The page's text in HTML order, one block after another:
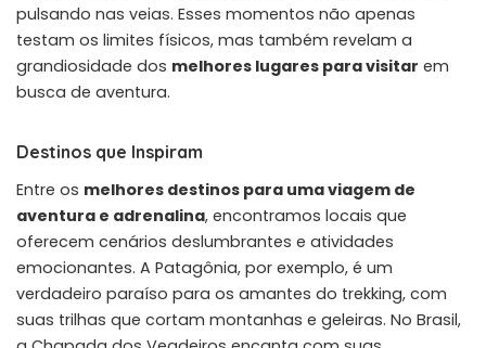
pulsando nas veias. Esses momentos não apenas
testam os limites físicos, mas também revelam a
grandiosidade dos melhores lugares para visitar em
busca de aventura.
Destinos que Inspiram
Entre os melhores destinos para uma viagem de
aventura e adrenalina, encontramos locais que
oferecem cenários deslumbrantes e atividades
emocionantes. A Patagônia, por exemplo, é um
verdadeiro paraíso para os amantes do trekking, com
suas trilhas que cortam montanhas e geleiras. No Brasil,